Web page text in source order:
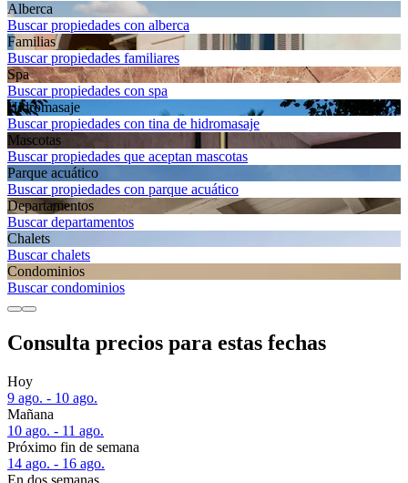
Alberca
Buscar propiedades con alberca
Familias
Buscar propiedades familiares
Spa
Buscar propiedades con spa
Hidromasaje
Buscar propiedades con tina de hidromasaje
Mascotas
Buscar propiedades que aceptan mascotas
Parque acuático
Buscar propiedades con parque acuático
Departa­mentos
Buscar departamentos
Chalets
Buscar chalets
Condominios
Buscar condominios
Consulta precios para estas fechas
Hoy
9 ago. - 10 ago.
Mañana
10 ago. - 11 ago.
Próximo fin de semana
14 ago. - 16 ago.